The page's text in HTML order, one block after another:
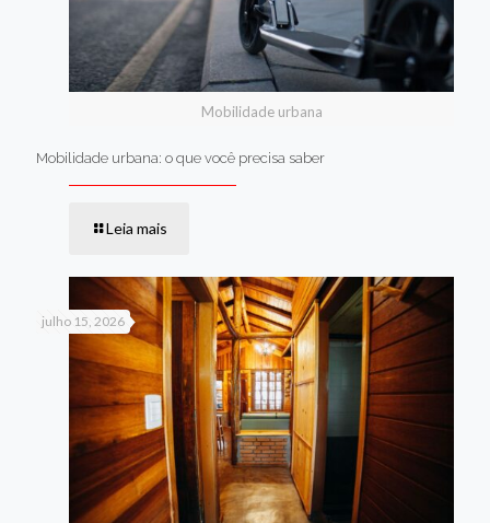
Mobilidade urbana
Mobilidade urbana: o que você precisa saber
Leia mais
julho 15, 2026